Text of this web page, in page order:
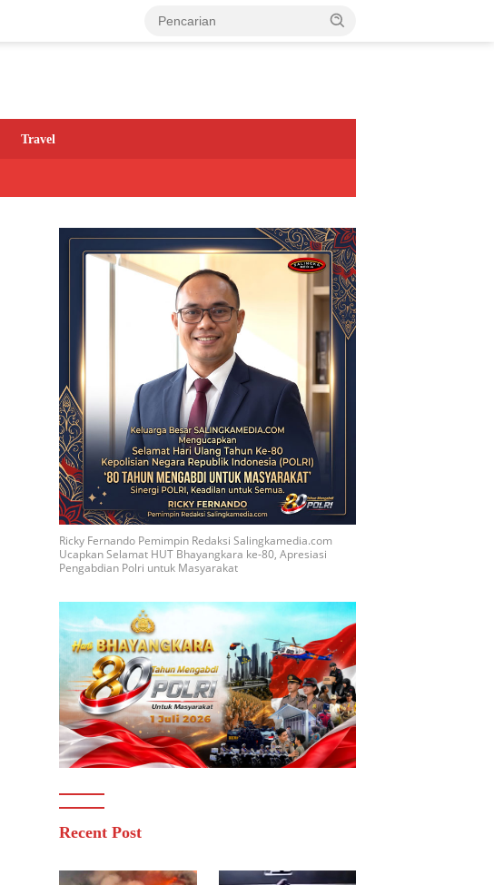
Travel
Ricky Fernando Pemimpin Redaksi Salingkamedia.com
Ucapkan Selamat HUT Bhayangkara ke-80, Apresiasi
Pengabdian Polri untuk Masyarakat
Recent Post